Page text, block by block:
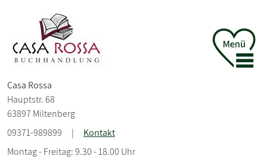
Casa Rossa
Hauptstr. 68
63897 Miltenberg
09371-989899
|
Kontakt
Montag - Freitag: 9.30 - 18.00 Uhr